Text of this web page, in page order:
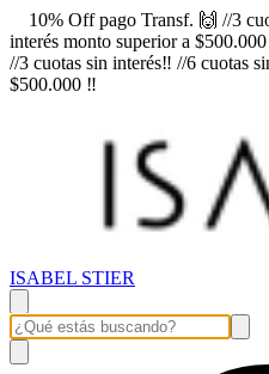
10% Off pago Transf. 🙌 //3
interés monto superior a
//3 cuotas sin interés‼️ //6 cuotas
$500.000 ‼️
ISABEL STIER